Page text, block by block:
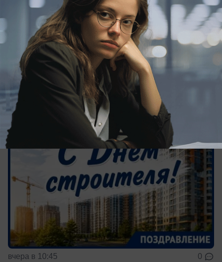
вчера в 11:25 0
Поздравления
Кубанские застройщики отмечают
профессиональный праздник
День строителя празднуется 9 августа в России
вчера в 10:45 0